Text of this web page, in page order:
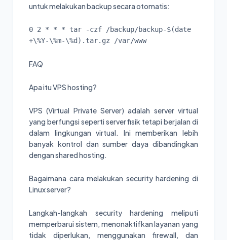
untuk melakukan backup secara otomatis:
0 2 * * * tar -czf /backup/backup-$(date
FAQ
Apa itu VPS hosting?
VPS (Virtual Private Server) adalah server virtual
yang berfungsi seperti server fisik tetapi berjalan di
dalam lingkungan virtual. Ini memberikan lebih
banyak kontrol dan sumber daya dibandingkan
dengan shared hosting.
Bagaimana cara melakukan security hardening di
Linux server?
Langkah-langkah security hardening meliputi
memperbarui sistem, menonaktifkan layanan yang
tidak diperlukan, menggunakan firewall, dan